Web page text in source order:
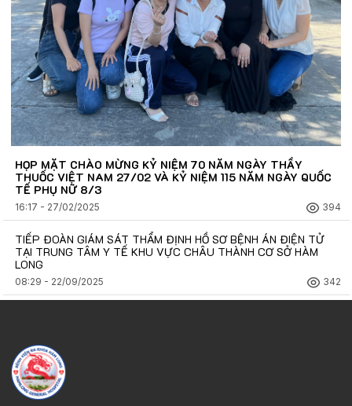
HỌP MẶT CHÀO MỪNG KỶ NIỆM 70 NĂM NGÀY THẦY
THUỐC VIỆT NAM 27/02 VÀ KỶ NIỆM 115 NĂM NGÀY QUỐC
TẾ PHỤ NỮ 8/3
16:17 - 27/02/2025 394
TIẾP ĐOÀN GIÁM SÁT THẨM ĐỊNH HỒ SƠ BỆNH ÁN ĐIỆN TỬ
TẠI TRUNG TÂM Y TẾ KHU VỰC CHÂU THÀNH CƠ SỞ HÀM
LONG
08:29 - 22/09/2025 342